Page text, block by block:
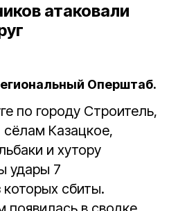
атаковали
Оперштаб.
по городу Строитель,
Казацкое,
и хутору
удары 7
которых сбиты.